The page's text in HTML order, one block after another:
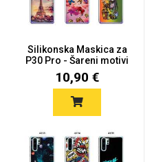
Silikonska Maskica za
P30 Pro - Šareni motivi
10,90 €